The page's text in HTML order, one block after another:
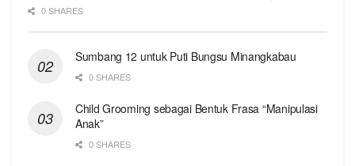
0 SHARES
Sumbang 12 untuk Puti Bungsu Minangkabau
0 SHARES
Child Grooming sebagai Bentuk Frasa “Manipulasi
Anak”
0 SHARES